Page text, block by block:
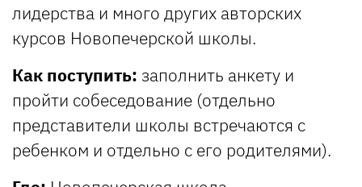
лидерства и много других авторских
курсов Новопечерской школы.
Как поступить: заполнить анкету и
пройти собеседование (отдельно
представители школы встречаются с
ребенком и отдельно с его родителями).